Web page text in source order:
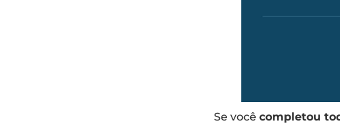
Se você completou